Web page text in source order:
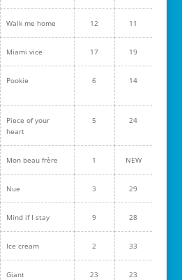
Walk me home 12 11
Miami vice 17 19
Pookie 6 14
Piece of your
heart
5 24
Mon beau frère 1 NEW
Nue 3 29
Mind if I stay 9 28
Ice cream 2 33
Giant 23 23